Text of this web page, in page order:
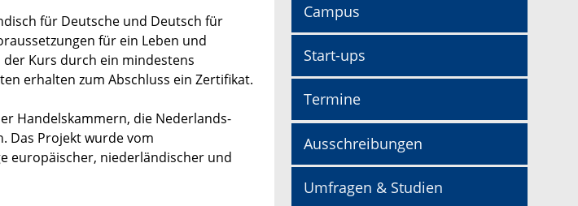
für Deutsche und Deutsch für
für ein Leben und
der Kurs durch ein mindestens
erhalten zum Abschluss ein Zertifikat.
Handelskammern, die Nederlands-
Das Projekt wurde vom
europäischer, niederländischer und
Campus
Start-ups
Termine
Ausschreibungen
Umfragen & Studien